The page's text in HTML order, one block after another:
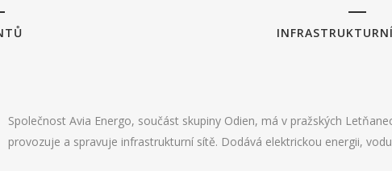
Společnost Avia Energo, součást skupiny Odien, má v pražských
provozuje a spravuje infrastrukturní sítě. Dodává elektrickou energii,